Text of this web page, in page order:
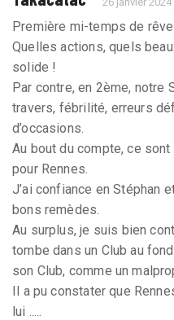
Première mi-temps de
Quelles actions, quels
solide !
Par contre, en 2ème, notre
travers, fébrilité, erreurs
d’occasions.
Au bout du compte, ce
pour Rennes.
J’ai confiance en Stéphan
bons remèdes.
Au surplus, je suis bien
tombe dans un Club au
son Club, comme un
Il a pu constater que
lui .....